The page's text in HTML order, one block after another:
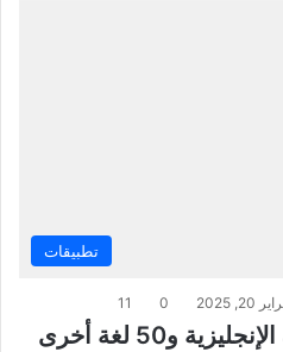
تطبيقات
20, 2025
0
11
و50 لغة أخرى